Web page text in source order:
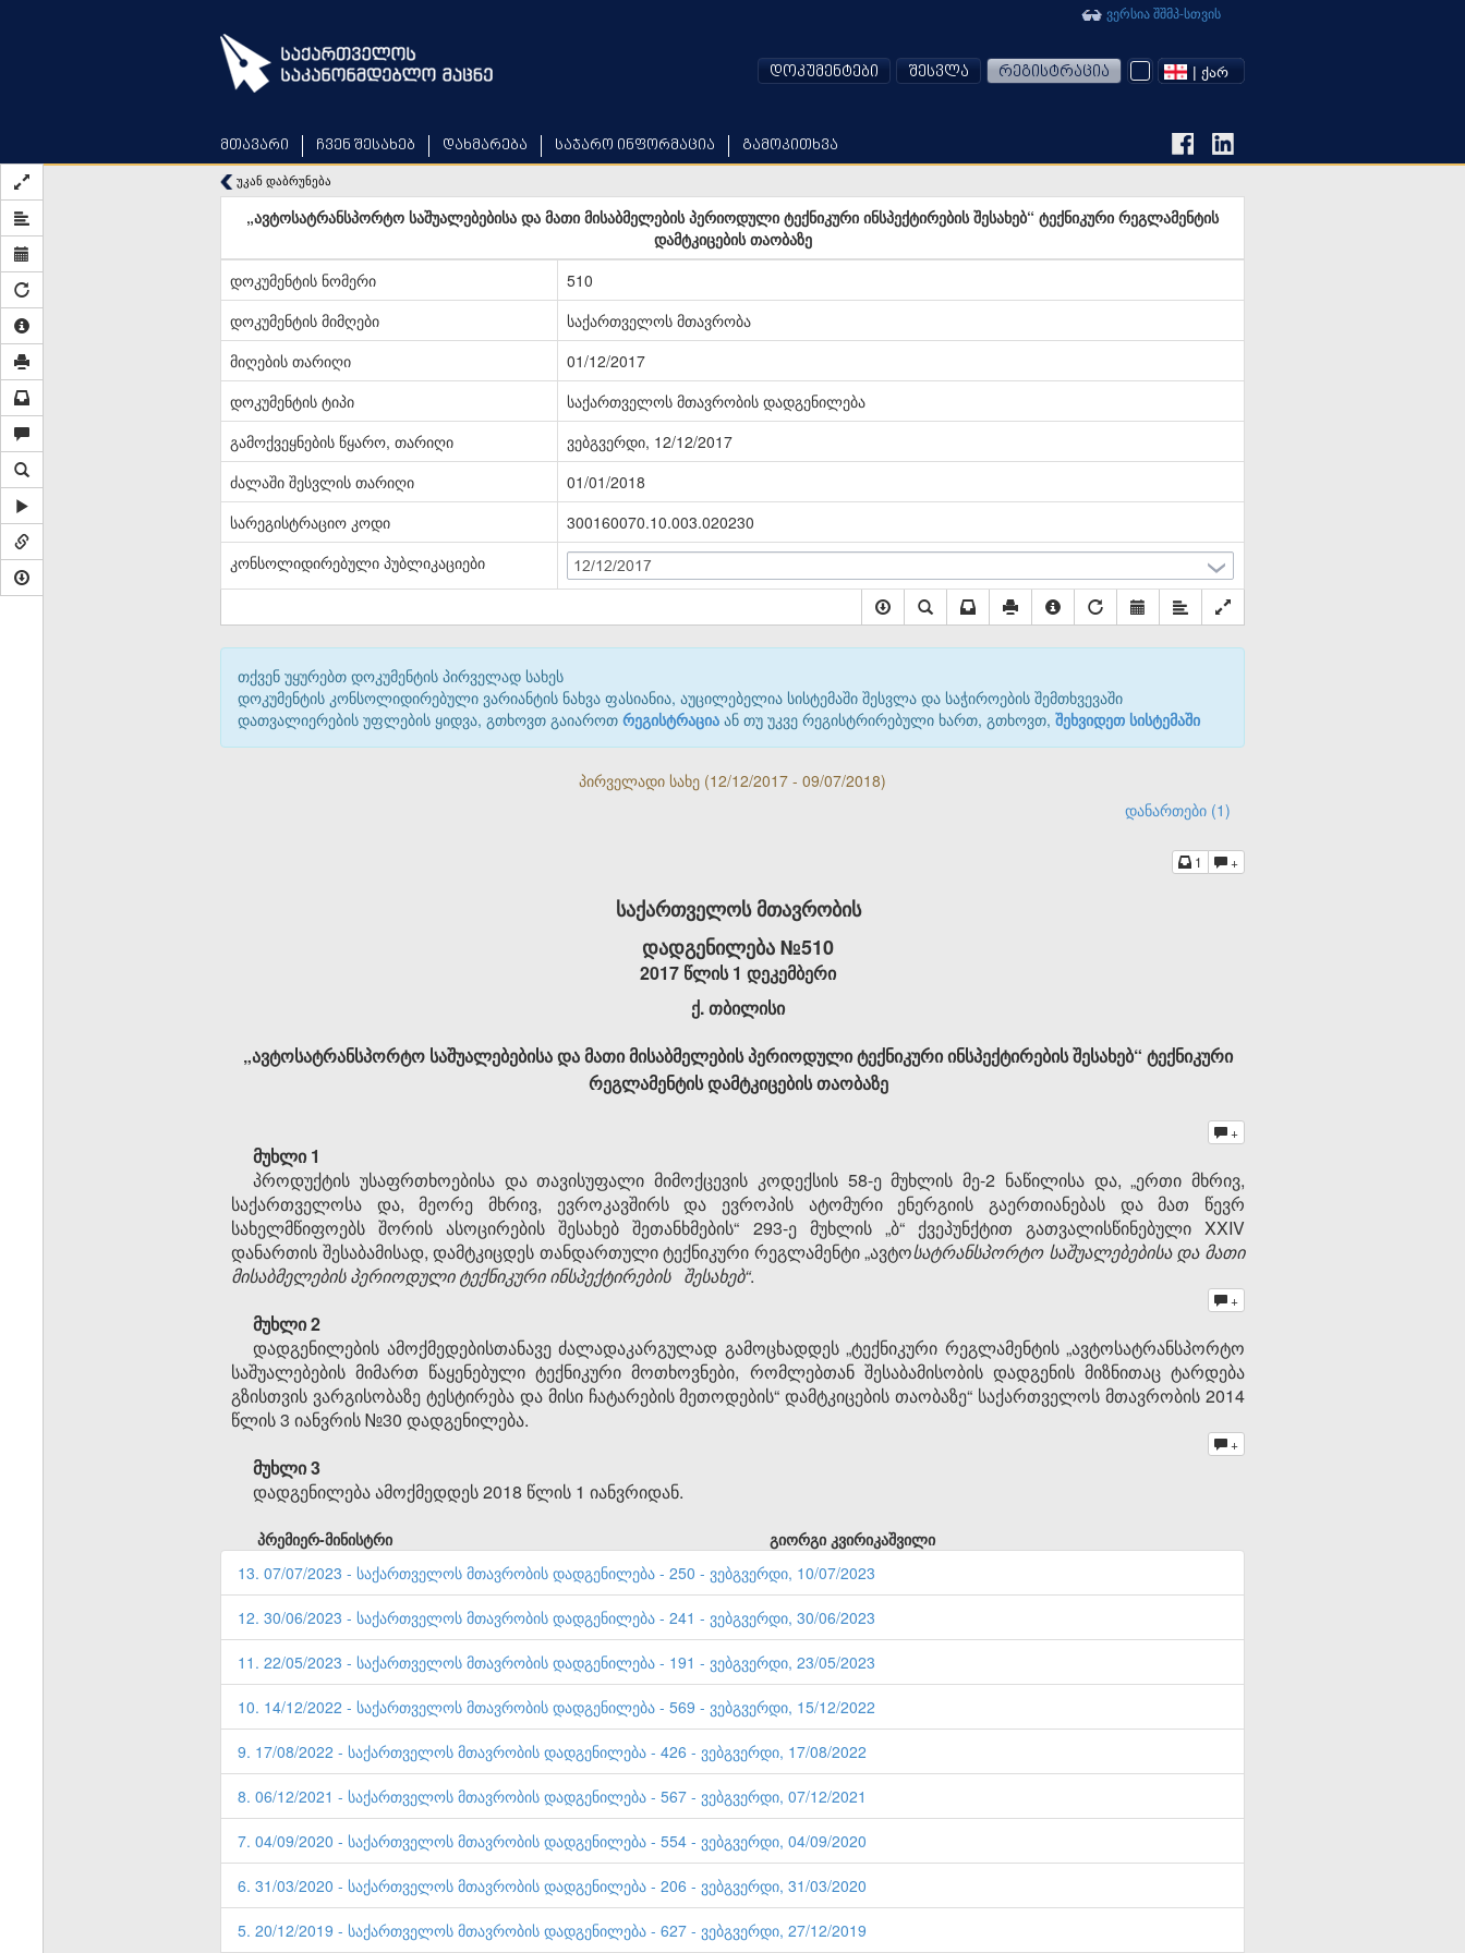
მთავარი ჩვენ შესახებ დახმარება საჯარო ინფორმაცია გამოკითხვა
ვერსია შშმპ-სთვის
დოკუმენტები შესვლა რეგისტრაცია | ᲥᲐᲠ
უკან დაბრუნება
„ავტოსატრანსპორტო საშუალებებისა და მათი მისაბმელების პერიოდული ტექნიკური ინსპექტირების შესახებ“ ტექნიკური რეგლამენტის
დამტკიცების თაობაზე
დოკუმენტის ნომერი
510
დოკუმენტის მიმღები
საქართველოს მთავრობა
მიღების თარიღი
01/12/2017
დოკუმენტის ტიპი
საქართველოს მთავრობის დადგენილება
გამოქვეყნების წყარო, თარიღი
ვებგვერდი, 12/12/2017
ძალაში შესვლის თარიღი
01/01/2018
სარეგისტრაციო კოდი
300160070.10.003.020230
კონსოლიდირებული პუბლიკაციები
12/12/2017
თქვენ უყურებთ დოკუმენტის პირველად სახეს
დოკუმენტის კონსოლიდირებული ვარიანტის ნახვა ფასიანია, აუცილებელია სისტემაში შესვლა და საჭიროების შემთხვევაში
დათვალიერების უფლების ყიდვა, გთხოვთ გაიაროთ რეგისტრაცია ან თუ უკვე რეგისტრირებული ხართ, გთხოვთ, შეხვიდეთ სისტემაში
პირველადი სახე (12/12/2017 - 09/07/2018)
დანართები (1)
1 +
საქართველოს მთავრობის
დადგენილება №510
2017 წლის 1 დეკემბერი
ქ. თბილისი
„ავტოსატრანსპორტო საშუალებებისა და მათი მისაბმელების პერიოდული ტექნიკური ინსპექტირების შესახებ“ ტექნიკური
რეგლამენტის დამტკიცების თაობაზე
+
მუხლი 1
პროდუქტის უსაფრთხოებისა და თავისუფალი მიმოქცევის კოდექსის 58-ე მუხლის მე-2 ნაწილისა და, „ერთი მხრივ,
საქართველოსა და, მეორე მხრივ, ევროკავშირს და ევროპის ატომური ენერგიის გაერთიანებას და მათ წევრ
სახელმწიფოებს შორის ასოცირების შესახებ შეთანხმების“ 293-ე მუხლის „ბ“ ქვეპუნქტით გათვალისწინებული XXIV
დანართის შესაბამისად, დამტკიცდეს თანდართული ტექნიკური რეგლამენტი „ავტოსატრანსპორტო საშუალებებისა და მათი
მისაბმელების პერიოდული ტექნიკური ინსპექტირების შესახებ“.
+
მუხლი 2
დადგენილების ამოქმედებისთანავე ძალადაკარგულად გამოცხადდეს „ტექნიკური რეგლამენტის „ავტოსატრანსპორტო
საშუალებების მიმართ წაყენებული ტექნიკური მოთხოვნები, რომლებთან შესაბამისობის დადგენის მიზნითაც ტარდება
გზისთვის ვარგისობაზე ტესტირება და მისი ჩატარების მეთოდების“ დამტკიცების თაობაზე“ საქართველოს მთავრობის 2014
წლის 3 იანვრის №30 დადგენილება.
+
მუხლი 3
დადგენილება ამოქმედდეს 2018 წლის 1 იანვრიდან.
პრემიერ-მინისტრი
გიორგი კვირიკაშვილი
13. 07/07/2023 - საქართველოს მთავრობის დადგენილება - 250 - ვებგვერდი, 10/07/2023
12. 30/06/2023 - საქართველოს მთავრობის დადგენილება - 241 - ვებგვერდი, 30/06/2023
11. 22/05/2023 - საქართველოს მთავრობის დადგენილება - 191 - ვებგვერდი, 23/05/2023
10. 14/12/2022 - საქართველოს მთავრობის დადგენილება - 569 - ვებგვერდი, 15/12/2022
9. 17/08/2022 - საქართველოს მთავრობის დადგენილება - 426 - ვებგვერდი, 17/08/2022
8. 06/12/2021 - საქართველოს მთავრობის დადგენილება - 567 - ვებგვერდი, 07/12/2021
7. 04/09/2020 - საქართველოს მთავრობის დადგენილება - 554 - ვებგვერდი, 04/09/2020
6. 31/03/2020 - საქართველოს მთავრობის დადგენილება - 206 - ვებგვერდი, 31/03/2020
5. 20/12/2019 - საქართველოს მთავრობის დადგენილება - 627 - ვებგვერდი, 27/12/2019